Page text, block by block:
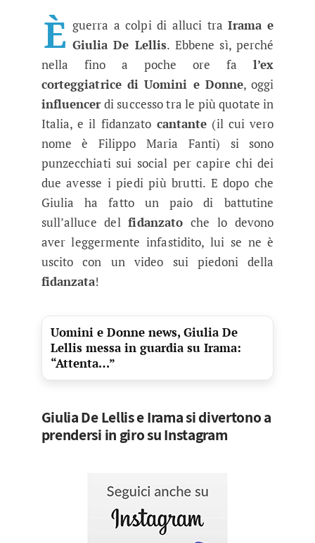
Giulia De Lellis contro Irama: il
Cosa sta succedendo tra i due fidanzati?
È guerra a colpi di alluci traIrama e
Giulia De Lellis. Ebbene sì, perché
nella fino a poche ore fal’ex
corteggiatrice di Uomini e Donne, oggi
influencerdi successo tra le più quotate in
Italia, e il fidanzato cantante (il cui vero
nome è Filippo Maria Fanti) si sono
punzecchiati sui social per capire chi dei
due avesse i piedi più brutti. E dopo che
Giulia ha fatto un paio di battutine
sull’alluce delfidanzato che lo devono
aver leggermente infastidito, lui se ne è
uscito con un video sui piedoni della
fidanzata!
Uomini e Donne news, Giulia De
Lellis messa in guardia su Irama:
“Attenta…”
Giulia De Lellis e Irama si divertono a
prendersi in giro su Instagram